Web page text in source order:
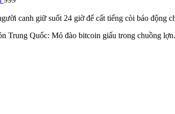
canh giữ suốt 24 giờ để cất tiếng còi báo